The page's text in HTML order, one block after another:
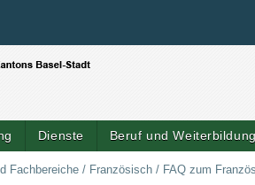
Dienste Beruf und Weiterbildung
Fachbereiche / Französisch / FAQ zum